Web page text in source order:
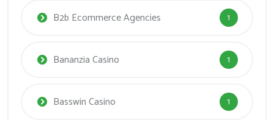
B2b Ecommerce Agencies 1
Bananzia Casino 1
Basswin Casino 1